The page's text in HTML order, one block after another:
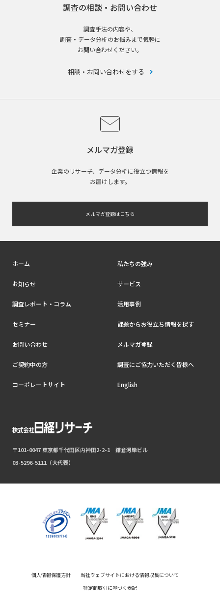
調査の相談・お問い合わせ
調査手法の内容や、
調査・データ分析のお悩みまで気軽に
お問い合わせください。
相談・お問い合わせをする
メルマガ登録
企業のリサーチ、データ分析に役立つ情報を
お届けします。
メルマガ登録はこちら
ホーム 私たちの強み
お知らせ サービス
調査レポート・コラム 活用事例
セミナー 課題からお役立ち情報を探す
お問い合わせ メルマガ登録
ご契約中の方 調査にご協力いただく皆様へ
コーポレートサイト English
〒101-0047 東京都千代田区内神田2-2-1 鎌倉河岸ビル
03-5296-5111（大代表）
個人情報保護方針
当社ウェブサイトにおける情報収集について
特定商取引に基づく表記